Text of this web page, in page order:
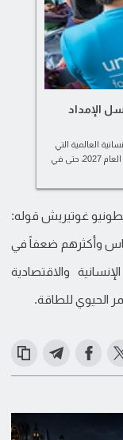
الإمداد
العالمية التي
تعطّلت بسبب الحرب بالشرق الأوسط لن تتعافى قبل العام 2027، حتى في
غوتيريش قوله:
وأكثرهم ضعفاً في
والاقتصادية
الحيوي للطاقة.